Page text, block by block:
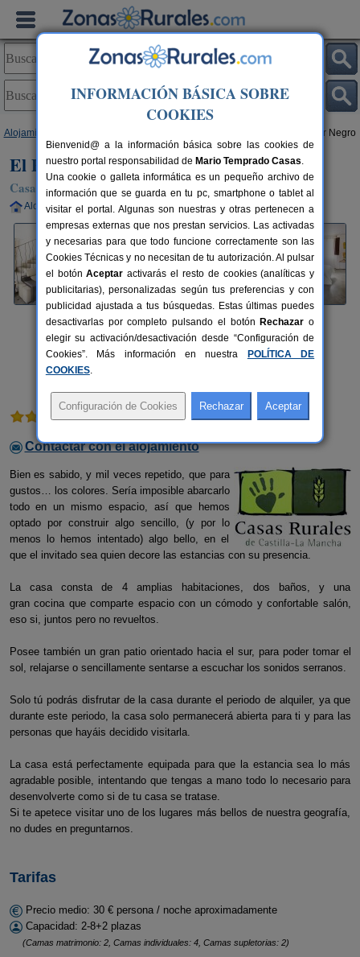
Alojamientos > El Pajar Negro
El Pajar Negro
Casa Rural en Majaelrayo (Guadalajara)
Alquiler completo 2-8+2 plazas 66 km de Guadalajara
1 comentario
Contactar con el alojamiento
Bien es sabido, y mil veces repetido, que para
gustos… los colores. Sería imposible abarcarlo
todo en un mismo espacio, así que hemos
optado por construir algo sencillo, (y por lo
menos lo hemos intentado) algo bello, en el
que el invitado sea quien decore las estancias con su presencia.
La casa consta de 4 amplias habitaciones, dos baños, y una
gran cocina que comparte espacio con un cómodo y confortable salón,
eso si, juntos pero no revueltos.
Posee también un gran patio orientado hacia el sur, para poder tomar el
sol, relajarse o sencillamente sentarse a escuchar los sonidos serranos.
Solo tú podrás disfrutar de la casa durante el periodo de alquiler, ya que
durante este periodo, la casa solo permanecerá abierta para ti y para las
personas que hayáis decidido visitarla.
La casa está perfectamente equipada para que la estancia sea lo más
agradable posible, intentando que tengas a mano todo lo necesario para
desenvolverte como si de tu casa se tratase.
Si te apetece visitar uno de los lugares más bellos de nuestra geografía,
no dudes en preguntarnos.
Tarifas
Precio medio: 30 € persona / noche aproximadamente
Capacidad: 2-8+2 plazas
(Camas matrimonio: 2, Camas individuales: 4, Camas supletorias: 2)
INFORMACIÓN BÁSICA SOBRE
COOKIES
Bienvenid@ a la información básica sobre las cookies de
nuestro portal responsabilidad de Mario Temprado Casas.
Una cookie o galleta informática es un pequeño archivo de
información que se guarda en tu pc, smartphone o tablet al
visitar el portal. Algunas son nuestras y otras pertenecen a
empresas externas que nos prestan servicios. Las activadas
y necesarias para que todo funcione correctamente son las
Cookies Técnicas y no necesitan de tu autorización. Al pulsar
el botónAceptar activarás el resto de cookies (analíticas y
publicitarias), personalizadas según tus preferencias y con
publicidad ajustada a tus búsquedas. Estas últimas puedes
desactivarlas por completo pulsando el botón Rechazar o
elegir su activación/desactivación desde “Configuración de
Cookies”. Más información en nuestra
POLÍTICA DE
COOKIES.